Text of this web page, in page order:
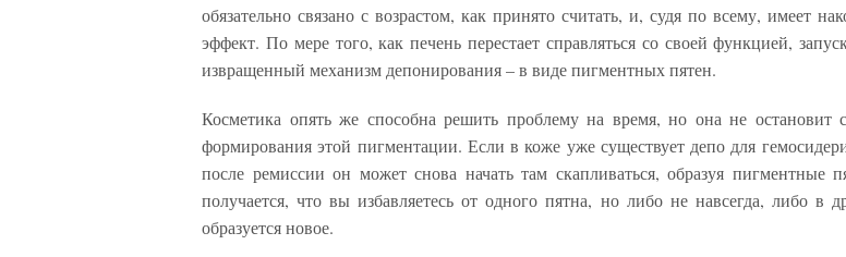
обязательно связано с возрастом, как принято считать, и, судя по всему, имеет
эффект. По мере того, как печень перестает справляться со своей функцией,
извращенный механизм депонирования – в виде пигментных пятен.
Косметика опять же способна решить проблему на время, но она не остановит
формирования этой пигментации. Если в коже уже существует депо для
после ремиссии он может снова начать там скапливаться, образуя пигментные
получается, что вы избавляетесь от одного пятна, но либо не навсегда, либо в
образуется новое.